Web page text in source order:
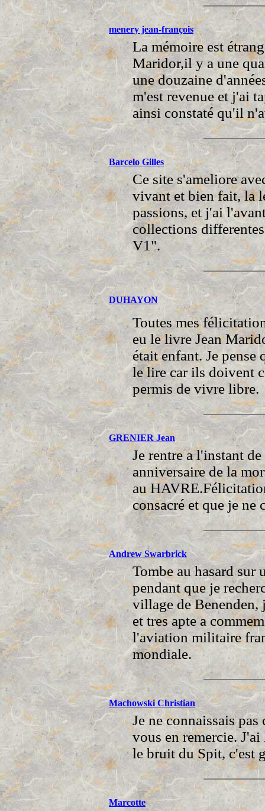
menery jean-françois
La mémoire est
Maridor,il y a une
une douzaine
m'est revenue et j'ai
ainsi constaté qu'il
Barcelo Gilles
Ce site s'ameliore
vivant et bien fait, la
passions, et j'ai
collections
V1".
DUHAYON
Toutes mes
eu le livre Jean
était enfant. Je pense
le lire car ils doivent
permis de vivre libre.
GRENIER Jean
Je rentre a l'instant
anniversaire de la
au
consacré et que je ne
Andrew Swarbrick
Tombe au hasard
pendant que je
village de Benenden,
et tres apte a
l'aviation militaire
mondiale.
Machowski Christian
Je ne connaissais
vous en remercie.
le bruit du Spit, c'est
Marcotte